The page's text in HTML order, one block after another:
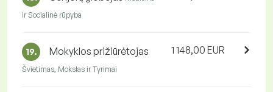
ir Socialinė rūpyba
19. Mokyklos prižiūrėtojas
Švietimas, Mokslas ir Tyrimai
1 148,00 EUR